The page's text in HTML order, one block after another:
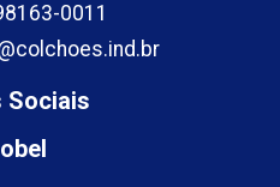
0011
Sociais